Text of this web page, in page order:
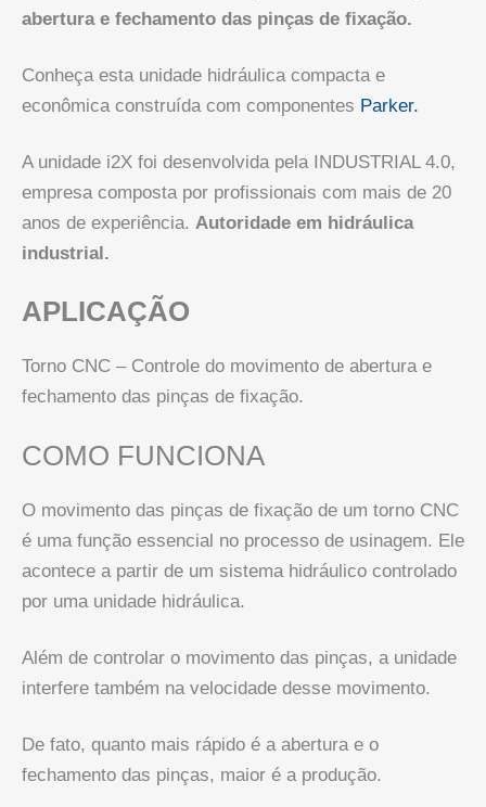
abertura e fechamento das pinças de fixação.
Conheça esta unidade hidráulica compacta e
econômica construída com componentes Parker.
A unidade i2X foi desenvolvida pela INDUSTRIAL 4.0,
empresa composta por profissionais com mais de 20
anos de experiência. Autoridade em hidráulica
industrial.
APLICAÇÃO
Torno CNC – Controle do movimento de abertura e
fechamento das pinças de fixação.
COMO FUNCIONA
O movimento das pinças de fixação de um torno CNC
é uma função essencial no processo de usinagem. Ele
acontece a partir de um sistema hidráulico controlado
por uma unidade hidráulica.
Além de controlar o movimento das pinças, a unidade
interfere também na velocidade desse movimento.
De fato, quanto mais rápido é a abertura e o
fechamento das pinças, maior é a produção.